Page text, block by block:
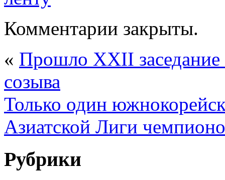
Комментарии закрыты.
« Прошло XXII
созыва
Только один
Азиатской Лиги
Рубрики